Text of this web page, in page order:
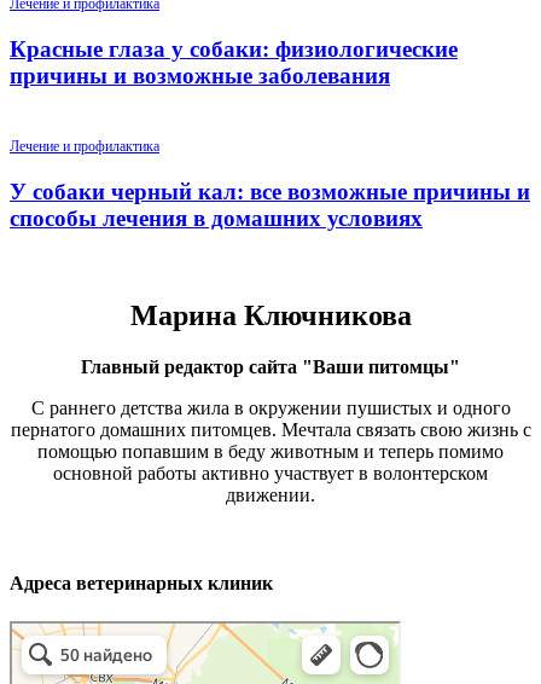
Лечение и профилактика
Красные глаза у собаки: физиологические
причины и возможные заболевания
Лечение и профилактика
У собаки черный кал: все возможные причины и
способы лечения в домашних условиях
Марина Ключникова
Главный редактор сайта "Ваши питомцы"
С раннего детства жила в окружении пушистых и одного
пернатого домашних питомцев. Мечтала связать свою жизнь с
помощью попавшим в беду животным и теперь помимо
основной работы активно участвует в волонтерском
движении.
Адреса ветеринарных клиник